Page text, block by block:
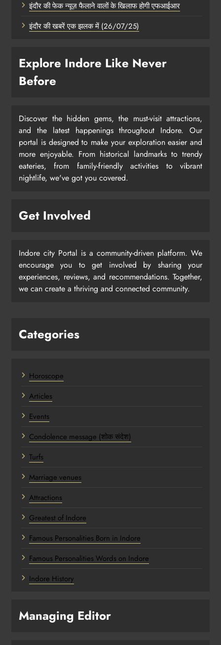
इंदौर की फेक न्यूज़ फैलाने वालों के खिलाफ होगी एफआईआर
इंदौर की खबरें एक झलक में (26/07/25)
Explore Indore Like Never
Before
Discover the hidden gems, the must-visit attractions,
and the latest happenings throughout Indore. Our
portal is designed to make your exploration easier and
more enjoyable. From historical landmarks to trendy
eateries, from family-friendly activities to vibrant
nightlife, we've got you covered.
Get Involved
Indore city Portal is a community-driven platform. We
encourage you to get involved by sharing your
experiences, reviews, and recommendations. Together,
we can create a thriving and connected community.
Categories
Horoscope
Articles
Events
Condolence message (शोक संदेश)
Turfs
Marriage venues
Attractions
Greatest of Indore
Famous Personalities Born in Indore
Famous Personalities Words on Indore
Indore History
Managing Editor